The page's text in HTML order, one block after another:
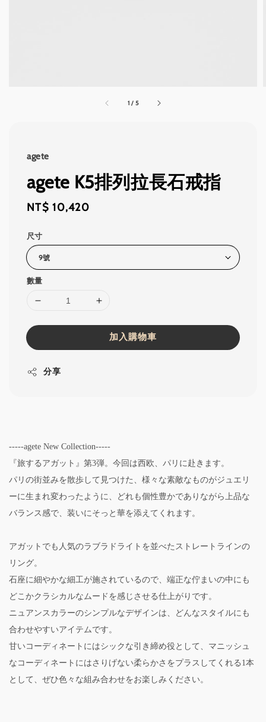
1 / 5
agete
agete K5排列拉長石戒指
Regular
NT$ 10,420
尺寸
數量
加入購物車
分享
-----agete New Collection-----
『旅するアガット』第3弾。今回は西欧、パリに赴きます。
パリの街並みを散歩して見つけた、様々な素敵なものがジュエリ
ーに生まれ変わったように、どれも個性豊かでありながら上品な
バランス感で、装いにそっと華を添えてくれます。
アガットでも人気のラブラドライトを並べたストレートラインの
リング。
石座に細やかな細工が施されているので、端正な佇まいの中にも
どこかクラシカルなムードを感じさせる仕上がりです。
ニュアンスカラーのシンプルなデザインは、どんなスタイルにも
合わせやすいアイテムです。
甘いコーディネートにはシックな引き締め役として、マニッシュ
なコーディネートにはさりげない柔らかさをプラスしてくれる1本
として、ぜひ色々な組み合わせをお楽しみください。